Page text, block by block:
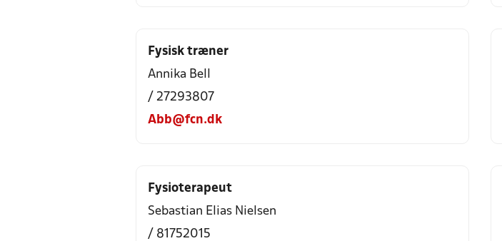
Fysisk træner
Annika Bell
/ 27293807
Abb@fcn.dk
Fysioterapeut
Sebastian Elias Nielsen
/ 81752015